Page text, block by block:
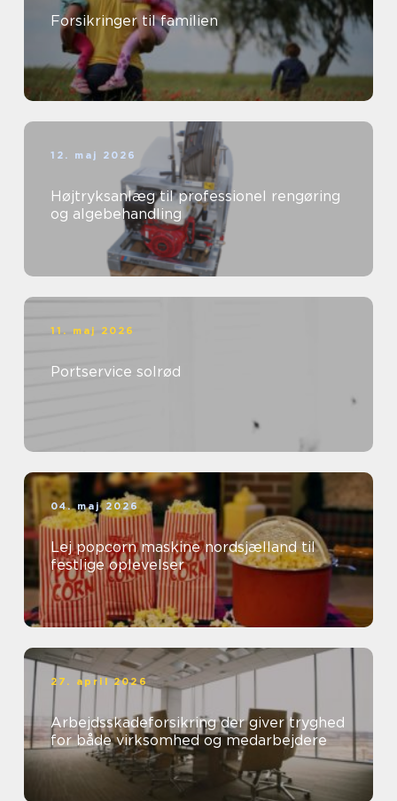
Forsikringer til familien
12. maj 2026
Højtryksanlæg til professionel rengøring
og algebehandling
11. maj 2026
Portservice solrød
04. maj 2026
Lej popcorn maskine nordsjælland til
festlige oplevelser
27. april 2026
Arbejdsskadeforsikring der giver tryghed
for både virksomhed og medarbejdere